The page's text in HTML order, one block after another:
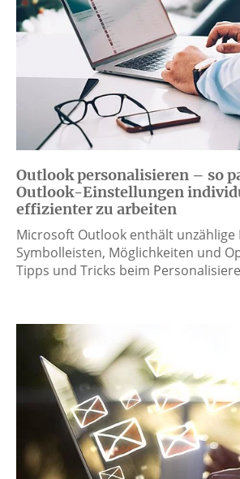
Outlook personalisieren – so
Outlook-Einstellungen
effizienter zu arbeiten
Microsoft Outlook enthält unzählige
Symbolleisten, Möglichkeiten und
Tipps und Tricks beim